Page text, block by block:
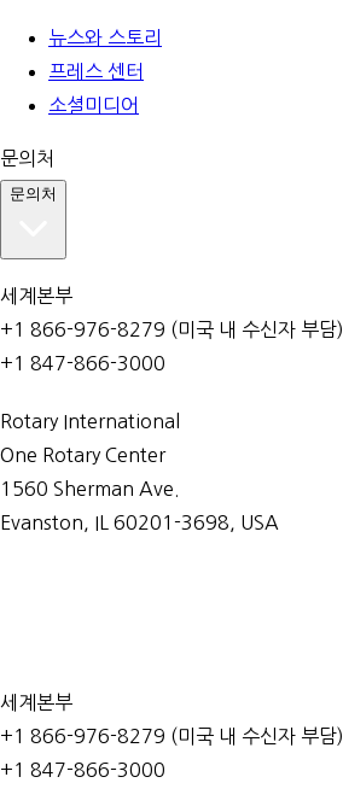
뉴스와 스토리
프레스 센터
소셜미디어
문의처
문의처
세계본부
+1 866-976-8279 (미국 내 수신자 부담)
+1 847-866-3000
Rotary International
One Rotary Center
1560 Sherman Ave.
Evanston, IL 60201-3698, USA
세계본부
+1 866-976-8279 (미국 내 수신자 부담)
+1 847-866-3000